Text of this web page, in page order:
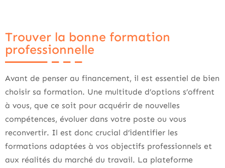
Trouver la bonne formation
professionnelle
Avant de penser au financement, il est essentiel de bien
choisir sa formation. Une multitude d’options s’offrent
à vous, que ce soit pour acquérir de nouvelles
compétences, évoluer dans votre poste ou vous
reconvertir. Il est donc crucial d’identifier les
formations adaptées à vos objectifs professionnels et
aux réalités du marché du travail. La plateforme